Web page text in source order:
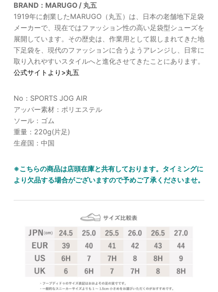
BRAND：MARUGO / 丸五
1919年に創業したMARUGO（丸五）は、日本の老舗地下足袋
メーカーで、現在ではファッション性の高い足袋型シューズを
展開しています。その歴史は、作業用として親しまれてきた地
下足袋を、現代のファッションに合うようアレンジし、日常に
取り入れやすいスタイルへと進化させてきたことにあります。
公式サイトより>丸五
No：SPORTS JOG AIR
アッパー素材：ポリエステル
ソール：ゴム
重量：220g(片足)
生産国：中国
※こちらの商品は店頭在庫と共有しております。タイミングに
より欠品する場合がございますので予めご了承くださいませ。